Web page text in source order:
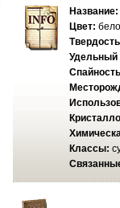
Название:
Цвет:
Удельный
Классы: